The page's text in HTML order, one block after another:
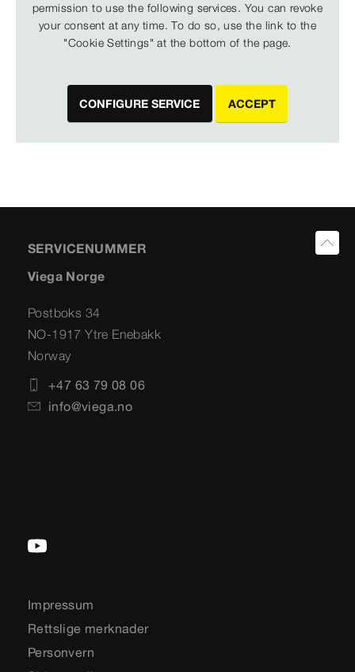
permission to use the following services. You can revoke
your consent at any time. To do so, use the link to the
"Cookie Settings" at the bottom of the page.
CONFIGURE SERVICE ACCEPT
SERVICENUMMER
Viega Norge
Postboks 34
NO-1917 Ytre Enebakk
Norway
+47 63 79 08 06
info@viega.no
Impressum
Rettslige merknader
Personvern